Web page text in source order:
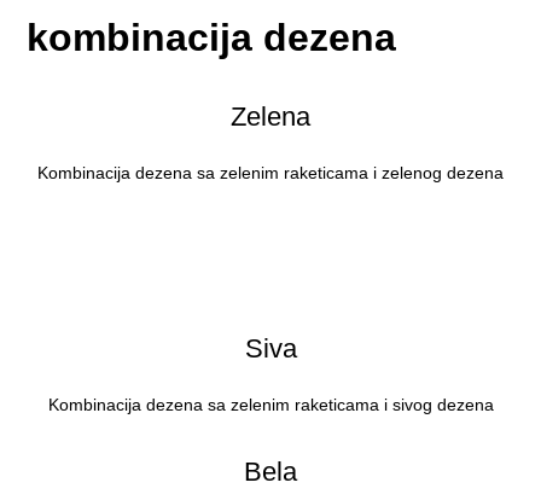
kombinacija dezena
Zelena
Kombinacija dezena sa zelenim raketicama i zelenog dezena
Siva
Kombinacija dezena sa zelenim raketicama i sivog dezena
Bela